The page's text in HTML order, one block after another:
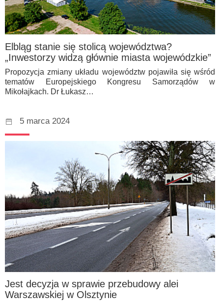
Elbląg stanie się stolicą województwa?
„Inwestorzy widzą głównie miasta wojewódzkie”
Propozycja zmiany układu województw pojawiła się wśród
tematów Europejskiego Kongresu Samorządów w
Mikołajkach. Dr Łukasz…
5 marca 2024
Jest decyzja w sprawie przebudowy alei
Warszawskiej w Olsztynie